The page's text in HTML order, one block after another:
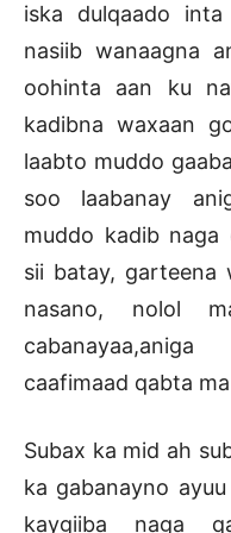
iska dulqaado
nasiib wanaagna
oohinta aan ku
kadibna waxaan
laabto muddo
soo laabanay
muddo kadib naga
sii batay, garteena
nasano, nolol
caafimaad qabta
Subax ka mid ah
ka gabanayno
kaygiiba naga